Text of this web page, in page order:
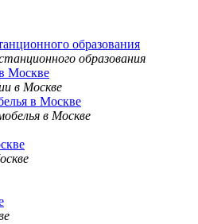
образования
Москве
в Москве